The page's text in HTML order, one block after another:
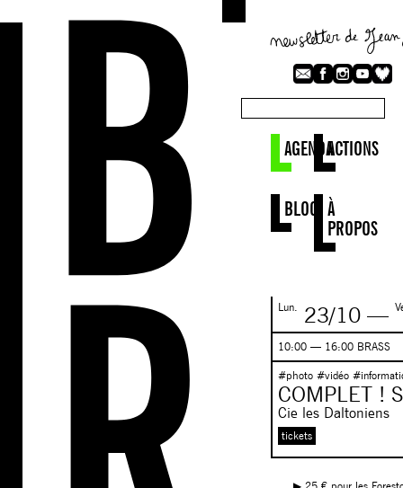
AGENDAACTIONS
BLOG À
PROPOS
Lun. 23/10 —
10:00 — 16:00 BRASS
#photo #vidéo
COMPLET !
Cie les Daltoniens
tickets